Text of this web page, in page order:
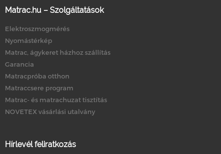
Matrac.hu – Szolgáltatások
Elektroszmogmérés
Nyomástérkép
Matrac, ágykeret házhoz szállítás
Garancia
Matracpróba otthon
Matraccsere program
Matrac- és matrachuzat tisztítás
NOVETEX vásárlási utalvány
Hírlevél feliratkozás